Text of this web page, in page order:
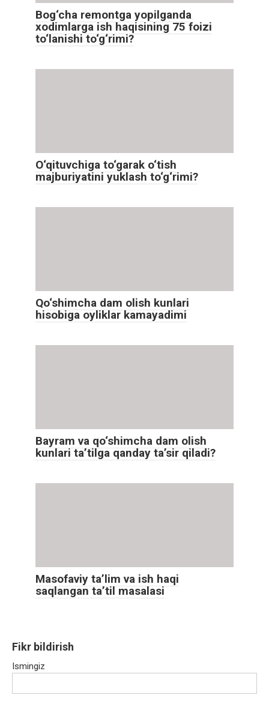
Bog‘cha remontga yopilganda
xodimlarga ish haqisining 75 foizi
to‘lanishi to‘g‘rimi?
O‘qituvchiga to‘garak o‘tish
majburiyatini yuklash to‘g‘rimi?
Qo‘shimcha dam olish kunlari
hisobiga oyliklar kamayadimi
Bayram va qo‘shimcha dam olish
kunlari ta’tilga qanday ta’sir qiladi?
Masofaviy ta’lim va ish haqi
saqlangan ta’til masalasi
Fikr bildirish
Ismingiz